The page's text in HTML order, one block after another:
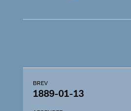
BREV
1889-01-13